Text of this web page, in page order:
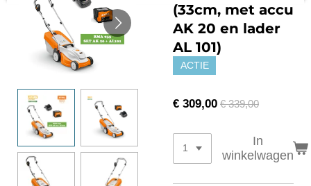
(33cm, met accu
AK 20 en lader
AL 101)
ACTIE
€ 309,00 € 339,00
In
winkelwagen